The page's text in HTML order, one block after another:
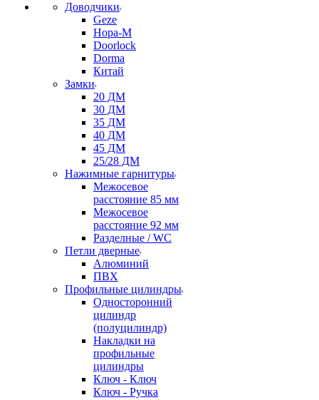
Доводчики
Geze
Нора-М
Doorlock
Dorma
Китай
Замки
20 ДМ
30 ДМ
35 ДМ
40 ДМ
45 ДМ
25/28 ДМ
Нажимные гарнитуры
Межосевое
расстояние 85 мм
Межосевое
расстояние 92 мм
Разделные / WC
Петли дверные
Алюминий
ПВХ
Профильные цилиндры
Односторонний
цилиндр
(полуцилиндр)
Накладки на
профильные
цилиндры
Ключ - Ключ
Ключ - Ручка